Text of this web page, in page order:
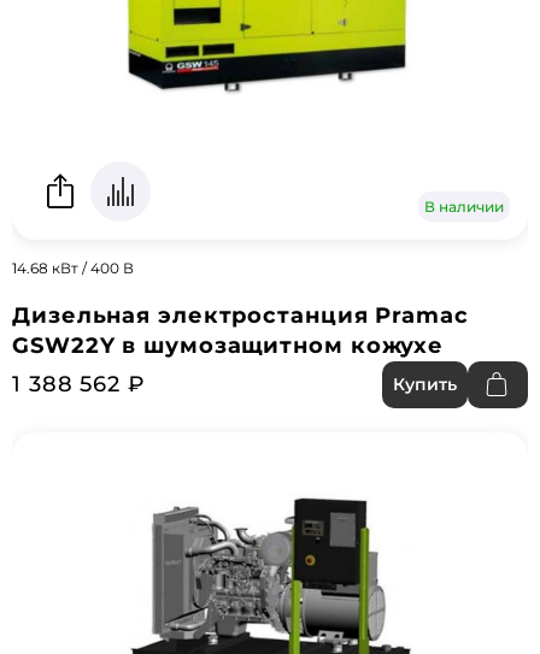
В наличии
14.68 кВт / 400 В
Дизельная электростанция Pramac
GSW22Y в шумозащитном кожухе
1 388 562 ₽
Купить